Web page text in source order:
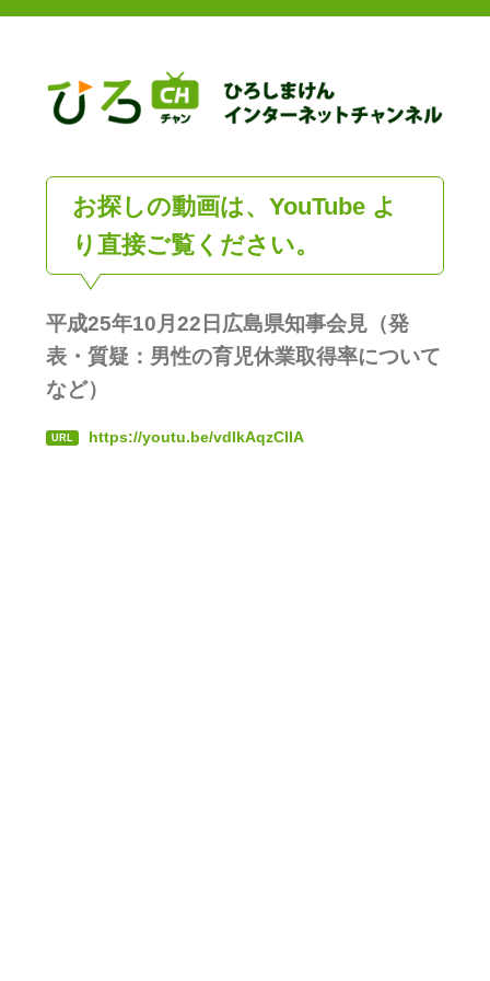
お探しの動画は、YouTube よ
り直接ご覧ください。
平成25年10月22日広島県知事会見（発
表・質疑：男性の育児休業取得率について
など）
URL https://youtu.be/vdIkAqzClIA